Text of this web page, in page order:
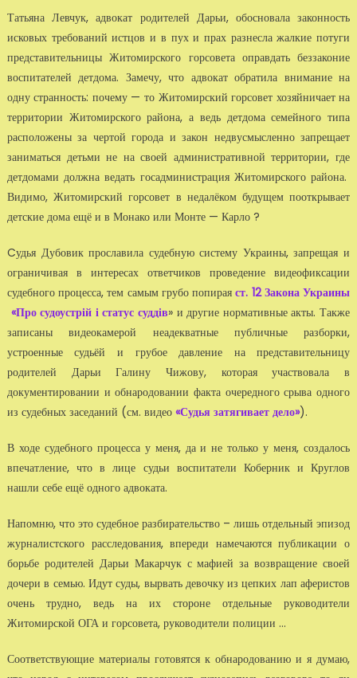
Татьяна Левчук, адвокат родителей Дарьи, обосновала законность
исковых требований истцов и в пух и прах разнесла жалкие потуги
представительницы Житомирского горсовета оправдать беззаконие
воспитателей детдома. Замечу, что адвокат обратила внимание на
одну странность: почему — то Житомирский горсовет хозяйничает на
территории Житомирского района, а ведь детдома семейного типа
расположены за чертой города и закон недвусмысленно запрещает
заниматься детьми не на своей административной территории, где
детдомами должна ведать госадминистрация Житомирского района.
Видимо, Житомирский горсовет в недалёком будущем пооткрывает
детские дома ещё и в Монако или Монте — Карло ?
Cудья Дубовик прославила судебную систему Украины, запрещая и
ограничивая в интересах ответчиков проведение видеофиксации
судебного процесса, тем самым грубо попираяст. 12 Закона Украины
«Про судоустрій і статус суддів» и другие нормативные акты. Также
записаны видеокамерой неадекватные публичные разборки,
устроенные судьёй и грубое давление на представительницу
родителей Дарьи Галину Чижову, которая участвовала в
документировании и обнародовании факта очередного срыва одного
из судебных заседаний (см. видео «Судья затягивает дело»).
В ходе судебного процесса у меня, да и не только у меня, создалось
впечатление, что в лице судьи воспитатели Коберник и Круглов
нашли себе ещё одного адвоката.
Напомню, что это судебное разбирательство – лишь отдельный эпизод
журналистского расследования, впереди намечаются публикации о
борьбе родителей Дарьи Макарчук с мафией за возвращение своей
дочери в семью. Идут суды, вырвать девочку из цепких лап аферистов
очень трудно, ведь на их стороне отдельные руководители
Житомирской ОГА и горсовета, руководители полиции ...
Соответствующие материалы готовятся к обнародованию и я думаю,